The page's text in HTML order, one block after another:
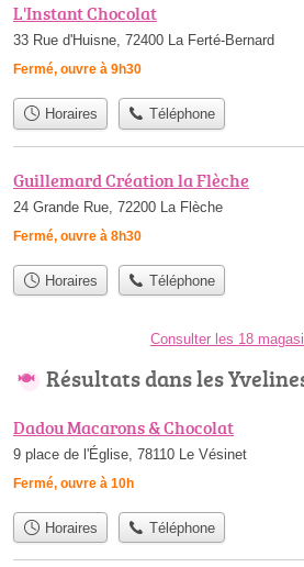
L'Instant Chocolat
33 Rue d'Huisne, 72400 La Ferté-Bernard
Fermé, ouvre à 9h30
Horaires Téléphone
Guillemard Création la Flèche
24 Grande Rue, 72200 La Flèche
Fermé, ouvre à 8h30
Horaires Téléphone
Consulter les 18
Résultats dans les
Dadou Macarons & Chocolat
9 place de l'Église, 78110 Le Vésinet
Fermé, ouvre à 10h
Horaires Téléphone